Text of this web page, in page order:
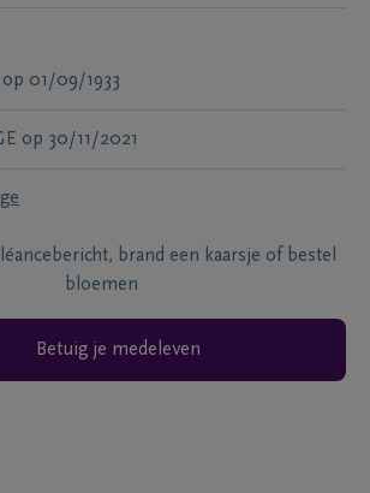
op 01/09/1933
op 30/11/2021
brand een kaarsje of bestel
bloemen
Betuig je medeleven